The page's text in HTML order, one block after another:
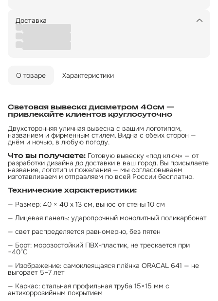
Доставка
О товаре Характеристики
Световая вывеска диаметром 40см —
привлекайте клиентов круглосуточно
Двухсторонняя уличная вывеска с вашим логотипом,
названием и фирменным стилем. Видна с обеих сторон —
днём и ночью, в любую погоду.
Что вы получаете: Готовую вывеску «под ключ» — от
разработки дизайна до доставки в ваш город. Вы присылаете
название, логотип и пожелания — мы согласовываем
изготавливаем и отправляем по всей России бесплатно.
Технические характеристики:
— Размер: 40 × 40 х 13 см, вынос от стены 10 см
— Лицевая панель: ударопрочный монолитный поликарбонат
— свет распределяется равномерно, без пятен
— Борт: морозостойкий ПВХ-пластик, не трескается при
−40°C
— Изображение: самоклеящаяся плёнка ORACAL 641 — не
выгорает 5–7 лет
— Каркас: стальная профильная труба 15×15 мм с
антикоррозийным покрытием